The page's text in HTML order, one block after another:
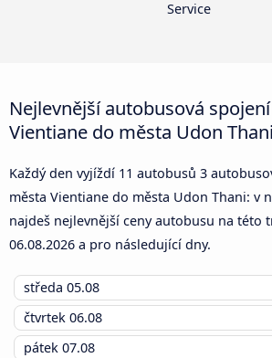
Service
Nejlevnější autobusová
Vientiane do města Udon Thani
Každý den vyjíždí 11 autobusů 3
města Vientiane do města Udon Thani: v
najdeš nejlevnější ceny autobusu na této
06.08.2026 a pro následující dny.
středa 05.08
čtvrtek 06.08
pátek 07.08